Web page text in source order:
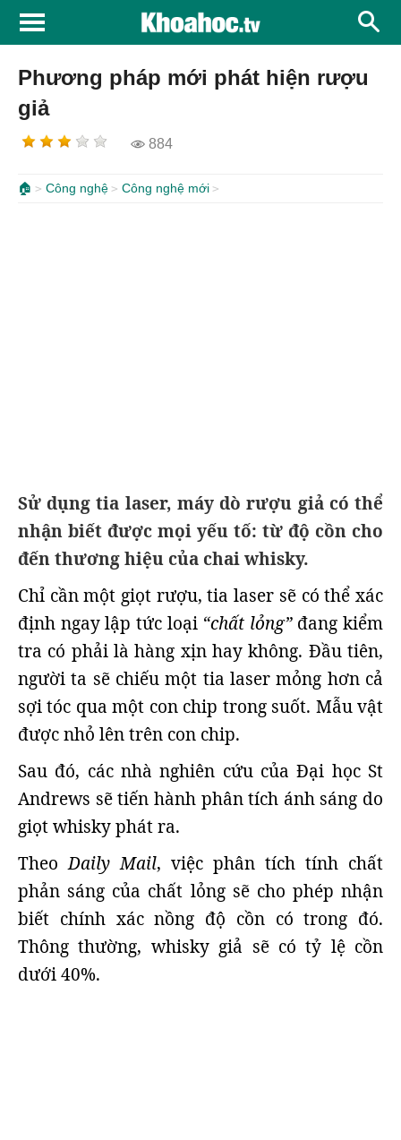
Phương pháp mới phát hiện rượu
giả
884
🏠 Công nghệ Công nghệ mới
Sử dụng tia laser, máy dò rượu giả có thể
nhận biết được mọi yếu tố: từ độ cồn cho
đến thương hiệu của chai whisky.
Chỉ cần một giọt rượu, tia laser sẽ có thể xác
định ngay lập tức loại“chất lỏng”đang kiểm
tra có phải là hàng xịn hay không. Đầu tiên,
người ta sẽ chiếu một tia laser mỏng hơn cả
sợi tóc qua một con chip trong suốt. Mẫu vật
được nhỏ lên trên con chip.
Sau đó, các nhà nghiên cứu của Đại học St
Andrews sẽ tiến hành phân tích ánh sáng do
giọt whisky phát ra.
Theo Daily Mail, việc phân tích tính chất
phản sáng của chất lỏng sẽ cho phép nhận
biết chính xác nồng độ cồn có trong đó.
Thông thường, whisky giả sẽ có tỷ lệ cồn
dưới 40%.